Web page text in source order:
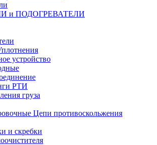
и ПОДОГРЕВАТЕЛИ
устройство
РТИ
груза
Цепи противоскольжения
и скребки